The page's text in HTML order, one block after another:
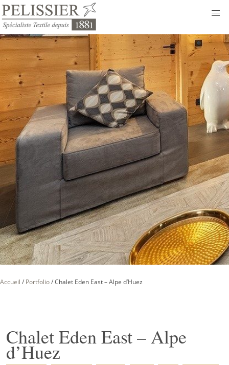
Accueil / Portfolio/Chalet Eden East – Alpe d’Huez
Chalet Eden East – Alpe
d’Huez